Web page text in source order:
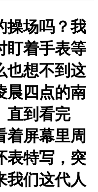
操场吗？我
盯着手表等
也想不到这
晨四点的南
直到看完
着屏幕里周
表特写，突
们这代人